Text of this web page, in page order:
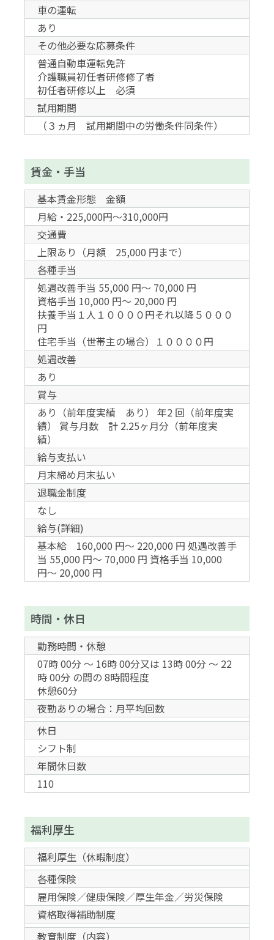
車の運転
あり
その他必要な応募条件
普通自動車運転免許
介護職員初任者研修修了者
初任者研修以上 必須
試用期間
（３ヵ月 試用期間中の労働条件同条件）
賃金・手当
基本賃金形態 金額
月給・225,000円～310,000円
交通費
上限あり（月額 25,000 円まで）
各種手当
処遇改善手当 55,000 円〜 70,000 円
資格手当 10,000 円〜 20,000 円
扶養手当１人１００００円それ以降５０００
円
住宅手当（世帯主の場合）１００００円
処遇改善
あり
賞与
あり（前年度実績 あり） 年2 回（前年度実
績） 賞与月数 計 2.25ヶ月分（前年度実
績）
給与支払い
月末締め月末払い
退職金制度
なし
給与(詳細)
基本給 160,000 円〜 220,000 円 処遇改善手
当 55,000 円〜 70,000 円 資格手当 10,000
円〜 20,000 円
時間・休日
勤務時間・休憩
07時 00分 〜 16時 00分又は 13時 00分 〜 22
時 00分 の間の 8時間程度
休憩60分
夜勤ありの場合：月平均回数
休日
シフト制
年間休日数
110
福利厚生
福利厚生（休暇制度）
各種保険
雇用保険／健康保険／厚生年金／労災保険
資格取得補助制度
教育制度（内容）